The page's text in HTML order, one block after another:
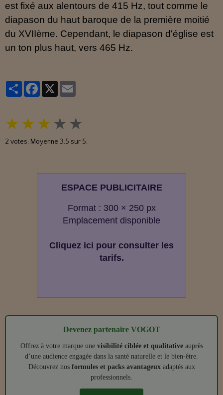
est fixé aux alentours de 415 Hz, tout comme le
diapason du haut baroque de la première moitié
du XVIIème. Cependant, le diapason d'église est
un ton plus haut, vers 465 Hz.
PartagerFacebook
★ ★ ★ ★ ★
2 votes. Moyenne 3.5 sur 5.
ESPACE PUBLICITAIRE
Format : 300 × 250 px
Emplacement disponible
Cliquez ici pour consulter les
tarifs.
Devenez partenaire VOGOT
Offrez à votre marque une visibilité ciblée et qualitativeauprès
d’une audience engagée dans la santé naturelle et le bien‑être.
Découvrez nos formules et packs avantageuxadaptés aux
professionnels.